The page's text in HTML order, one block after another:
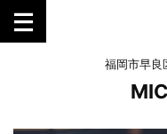
福岡市早良